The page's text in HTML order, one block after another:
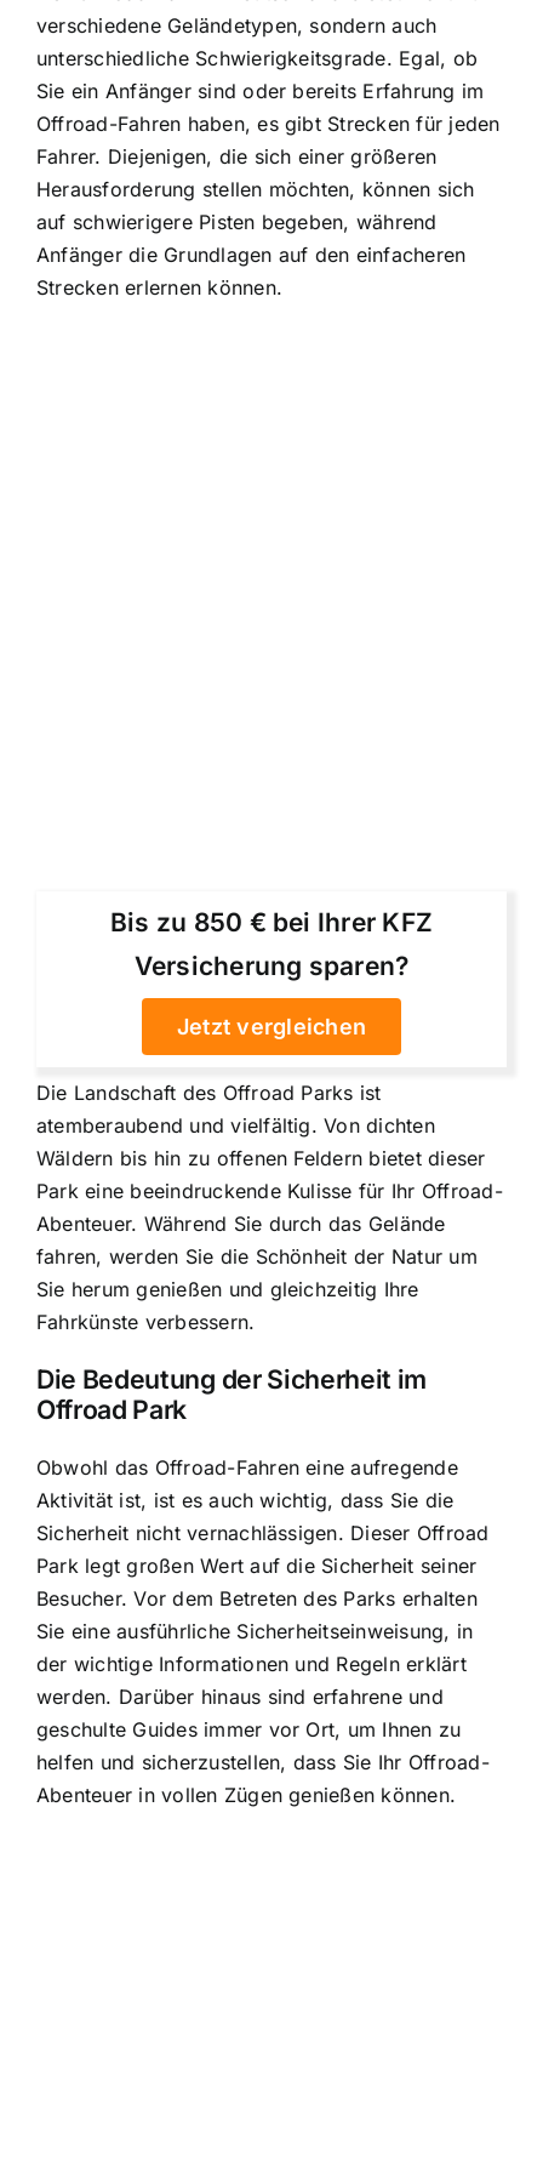
verschiedene Geländetypen, sondern auch
unterschiedliche Schwierigkeitsgrade. Egal, ob
Sie ein Anfänger sind oder bereits Erfahrung im
Offroad-Fahren haben, es gibt Strecken für jeden
Fahrer. Diejenigen, die sich einer größeren
Herausforderung stellen möchten, können sich
auf schwierigere Pisten begeben, während
Anfänger die Grundlagen auf den einfacheren
Strecken erlernen können.
Bis zu 850 € bei Ihrer KFZ
Versicherung sparen?
Jetzt vergleichen
Die Landschaft des Offroad Parks ist
atemberaubend und vielfältig. Von dichten
Wäldern bis hin zu offenen Feldern bietet dieser
Park eine beeindruckende Kulisse für Ihr Offroad-
Abenteuer. Während Sie durch das Gelände
fahren, werden Sie die Schönheit der Natur um
Sie herum genießen und gleichzeitig Ihre
Fahrkünste verbessern.
Die Bedeutung der Sicherheit im
Offroad Park
Obwohl das Offroad-Fahren eine aufregende
Aktivität ist, ist es auch wichtig, dass Sie die
Sicherheit nicht vernachlässigen. Dieser Offroad
Park legt großen Wert auf die Sicherheit seiner
Besucher. Vor dem Betreten des Parks erhalten
Sie eine ausführliche Sicherheitseinweisung, in
der wichtige Informationen und Regeln erklärt
werden. Darüber hinaus sind erfahrene und
geschulte Guides immer vor Ort, um Ihnen zu
helfen und sicherzustellen, dass Sie Ihr Offroad-
Abenteuer in vollen Zügen genießen können.